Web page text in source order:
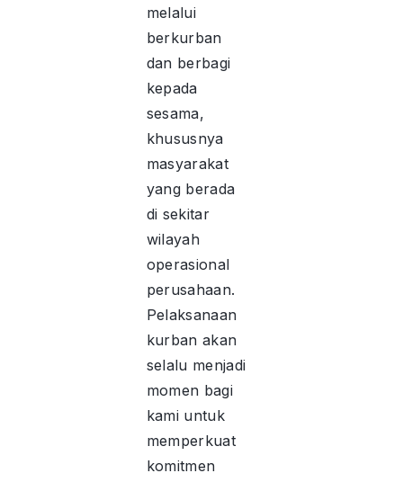
melalui
berkurban
dan berbagi
kepada
sesama,
khususnya
masyarakat
yang berada
di sekitar
wilayah
operasional
perusahaan.
Pelaksanaan
kurban akan
selalu menjadi
momen bagi
kami untuk
memperkuat
komitmen